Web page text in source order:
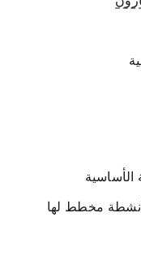
الأساسية
مخطط لها